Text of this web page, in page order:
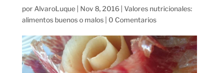
por AlvaroLuque| Nov 8, 2016| Valores nutricionales:
alimentos buenos o malos| 0 Comentarios